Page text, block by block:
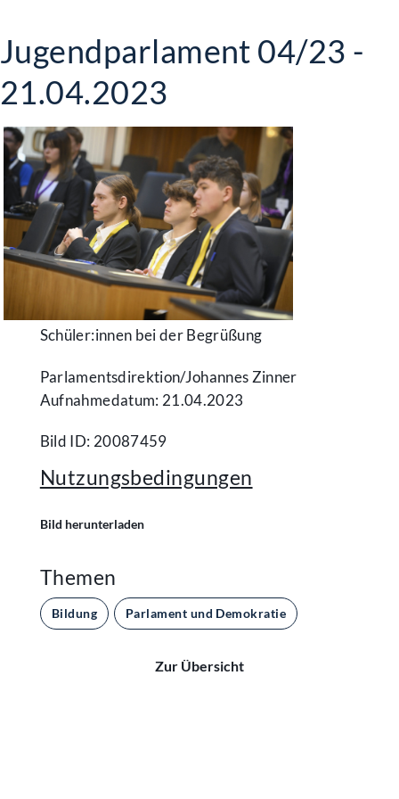
Jugendparlament 04/23 -
21.04.2023
Schüler:innen bei der Begrüßung
Parlamentsdirektion/​Johannes Zinner
Aufnahmedatum: 21.04.2023
Bild ID: 20087459
Nutzungsbedingungen
Bild herunterladen
Themen
Bildung Parlament und Demokratie
Zur Übersicht